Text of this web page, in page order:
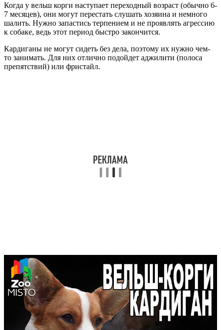
Когда у вельш корги наступает переходный возраст (обычно 6-
7 месяцев), они могут перестать слушать хозяина и немного
шалить. Нужно запастись терпением и не проявлять агрессию
к собаке, ведь этот период быстро закончится.
Кардиганы не могут сидеть без дела, поэтому их нужно чем-
то занимать. Для них отлично подойдет аджилити (полоса
препятствий) или фристайл.